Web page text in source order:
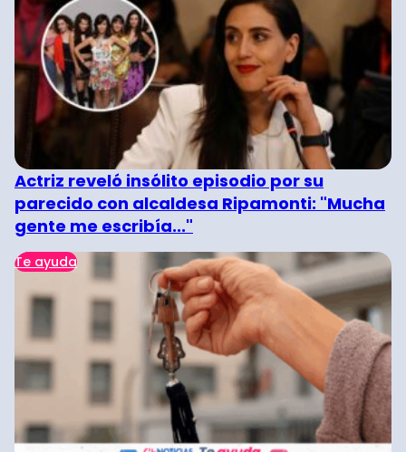
Actriz reveló insólito episodio por su
parecido con alcaldesa Ripamonti: "Mucha
gente me escribía..."
Te ayuda